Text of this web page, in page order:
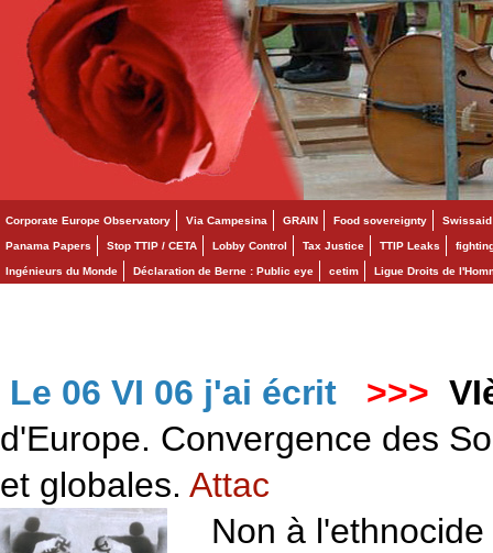
Corporate Europe Observatory Via Campesina GRAIN Food sovereignty Swissaid
Panama Papers Stop TTIP / CETA Lobby Control Tax Justice TTIP Leaks
Ingénieurs du Monde Déclaration de Berne : Public eye cetim Ligue Droits de
Le 06 VI 06 j'ai écrit >>>
d'Europe. Convergence des
et globales. Attac
Non à l'ethnocide